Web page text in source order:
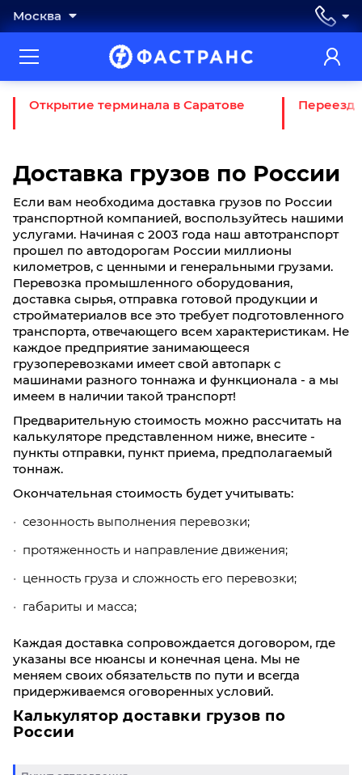
Москва
Открытие терминала в Саратове Переезд
Доставка грузов по России
Если вам необходима доставка грузов по России
транспортной компанией, воспользуйтесь нашими
услугами. Начиная с 2003 года наш автотранспорт
прошел по автодорогам России миллионы
километров, с ценными и генеральными грузами.
Перевозка промышленного оборудования,
доставка сырья, отправка готовой продукции и
стройматериалов все это требует подготовленного
транспорта, отвечающего всем характеристикам. Не
каждое предприятие занимающееся
грузоперевозками имеет свой автопарк с
машинами разного тоннажа и функционала - а мы
имеем в наличии такой транспорт!
Предварительную стоимость можно рассчитать на
калькуляторе представленном ниже, внесите -
пункты отправки, пункт приема, предполагаемый
тоннаж.
Окончательная стоимость будет учитывать:
сезонность выполнения перевозки;
протяженность и направление движения;
ценность груза и сложность его перевозки;
габариты и масса;
Каждая доставка сопровождается договором, где
указаны все нюансы и конечная цена. Мы не
меняем своих обязательств по пути и всегда
придерживаемся оговоренных условий.
Калькулятор доставки грузов по
России